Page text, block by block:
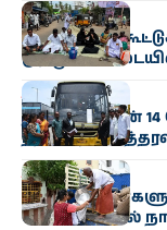
தமிழகம்
கொள்ளிடம்
தமிழகம்
தமிழக அரசின் 14
நீதிமன்றம்
தமிழகம்
முதியோர்
சென்னையில்